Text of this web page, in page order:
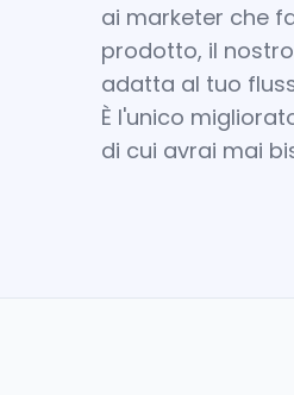
ai marketer che
prodotto, il
adatta al tuo
È l'unico
di cui avrai mai